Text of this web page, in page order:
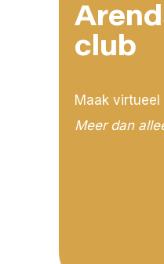
club
Maak virtueel
Meer dan